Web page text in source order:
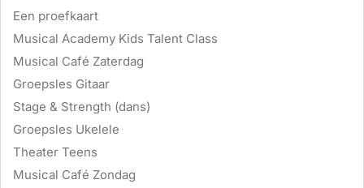
Een proefkaart
Musical Academy Kids Talent Class
Musical Café Zaterdag
Groepsles Gitaar
Stage & Strength (dans)
Groepsles Ukelele
Theater Teens
Musical Café Zondag